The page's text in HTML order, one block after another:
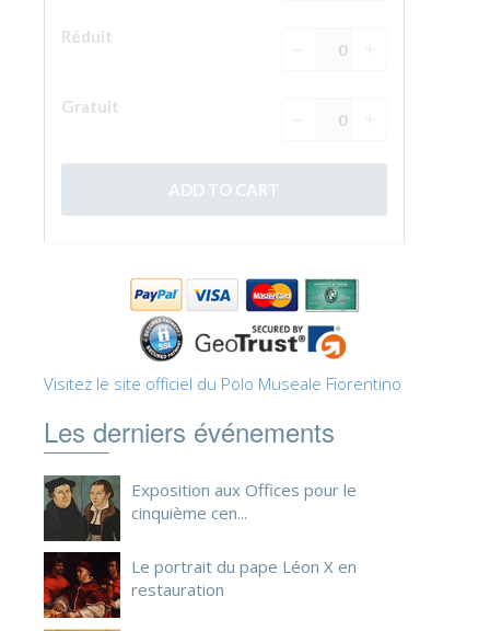
Visitez le site officiel du Polo Museale Fiorentino
Les derniers événements
Exposition aux Offices pour le
cinquième cen...
Le portrait du pape Léon X en
restauration